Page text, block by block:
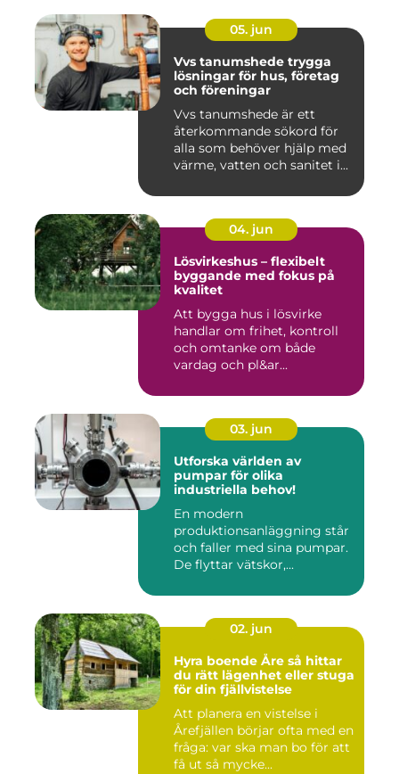
05. jun
Vvs tanumshede trygga
lösningar för hus, företag
och föreningar
Vvs tanumshede är ett
återkommande sökord för
alla som behöver hjälp med
värme, vatten och sanitet i...
04. jun
Lösvirkeshus – flexibelt
byggande med fokus på
kvalitet
Att bygga hus i lösvirke
handlar om frihet, kontroll
och omtanke om både
vardag och pl&ar...
03. jun
Utforska världen av
pumpar för olika
industriella behov!
En modern
produktionsanläggning står
och faller med sina pumpar.
De flyttar vätskor,...
02. jun
Hyra boende Åre så hittar
du rätt lägenhet eller stuga
för din fjällvistelse
Att planera en vistelse i
Årefjällen börjar ofta med en
fråga: var ska man bo för att
få ut så mycke...